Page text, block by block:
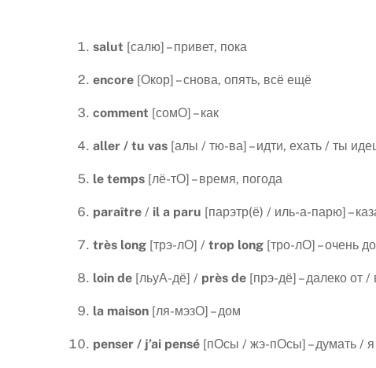
salut [салю] – привет, пока
encore[Окор] – снова, опять, всё ещё
comment [сомО] – как
aller/ tu vas[алы / тю-ва] – идти, ехать / ты
le temps[лё-тО] – время, погода
paraître/ il a paru [парэтр(ё) / иль-а-парю] –
très long[трэ-лО] / trop long[тро-лО] – очень
loin de[льуА-дё] / près de[прэ-дё] – далеко от /
la maison[ля-мэзО] – дом
penser/ j’ai pensé[пОсы / жэ-пОсы] – думать /